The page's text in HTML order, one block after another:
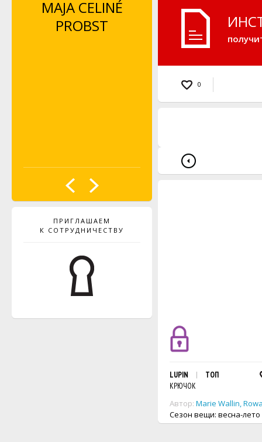
MAJA CELINÉ
PROBST
LEYLA PIEDAYESH
ПРИГЛАШАЕМ
К СОТРУДНИЧЕСТВУ
0
LUPIN
ТОП
КРЮЧОК
Автор: Marie Wallin,
Сезон вещи: весна-лето